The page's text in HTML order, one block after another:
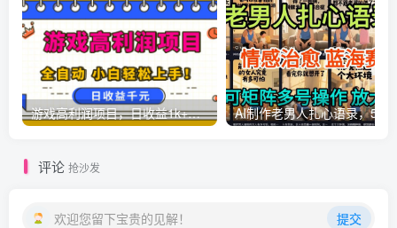
游戏高利润项目，日收益1k+，全自动，无需值守，解放双手，小白轻松上手【揭秘】
评论 抢沙发
欢迎您留下宝贵的见解！ 提交